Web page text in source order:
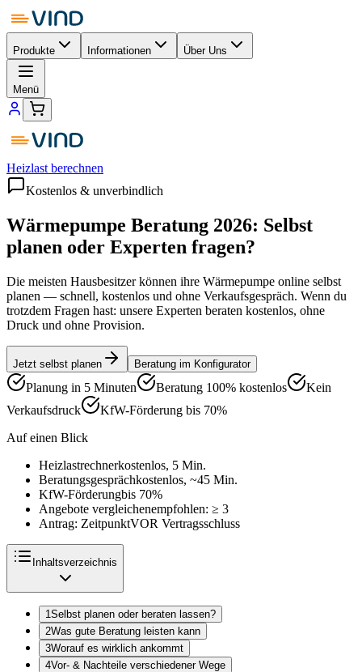
Produkte Informationen Über Uns
Menü
Heizlast berechnen
Kostenlos & unverbindlich
Wärmepumpe Beratung 2026: Selbst
planen oder Experten fragen?
Die meisten Hausbesitzer können ihre Wärmepumpe online selbst
planen — schnell, kostenlos und ohne Verkaufsgespräch. Wenn du
trotzdem Fragen hast: unsere Experten beraten kostenlos, ohne
Druck und ohne Provision.
Jetzt selbst planen Beratung im Konfigurator
Planung in 5 Minuten Beratung 100% kostenlos
Kein
Verkaufsdruck
KfW-Förderung bis 70%
Auf einen Blick
Heizlastrechnerkostenlos, 5 Min.
Beratungsgesprächkostenlos, ~45 Min.
KfW-Förderungbis 70%
Angebote vergleichenempfohlen: ≥ 3
Antrag: ZeitpunktVOR Vertragsschluss
Inhaltsverzeichnis
1Selbst planen oder beraten lassen?
2Was gute Beratung leisten kann
3Worauf es wirklich ankommt
4Vor- & Nachteile verschiedener Wege